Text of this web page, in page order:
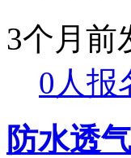
3个月前
0人报
防水透